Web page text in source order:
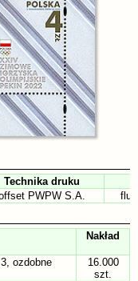
Technika druku
PWPW S.A.
Nakład
ozdobne
16.000
szt.